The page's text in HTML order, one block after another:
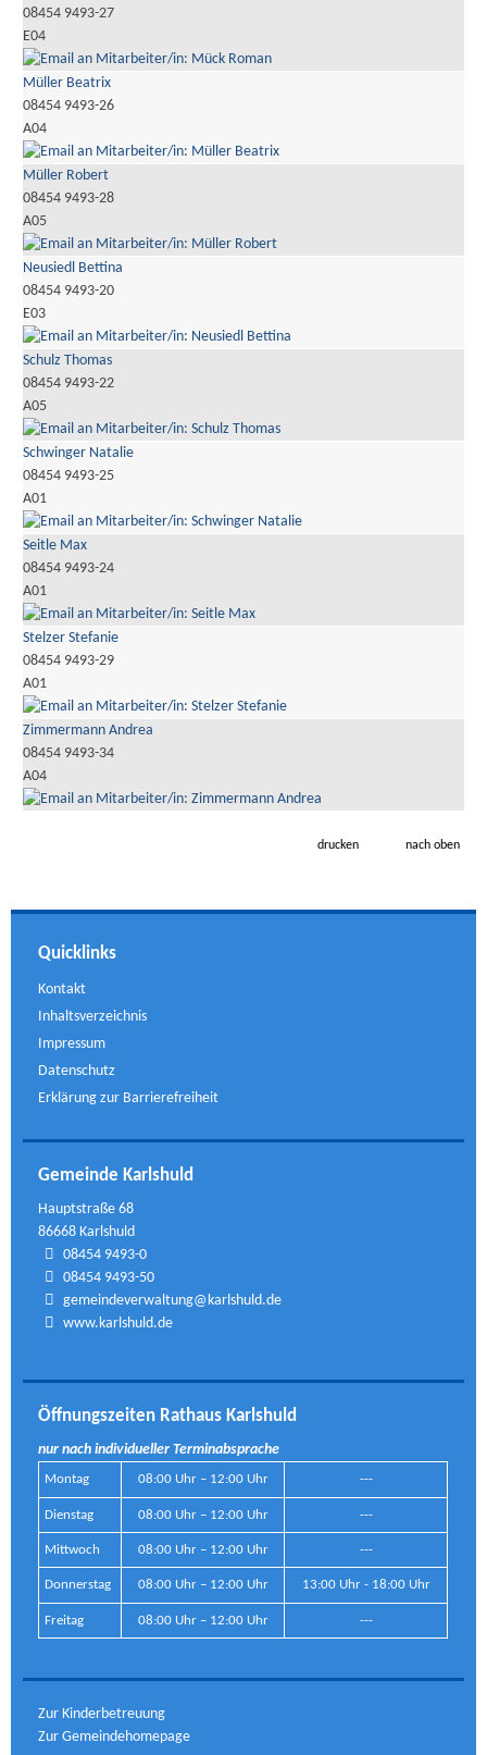
08454 9493-27
E04
Müller Beatrix
08454 9493-26
A04
Müller Robert
08454 9493-28
A05
Neusiedl Bettina
08454 9493-20
E03
Schulz Thomas
08454 9493-22
A05
Schwinger Natalie
08454 9493-25
A01
Seitle Max
08454 9493-24
A01
Stelzer Stefanie
08454 9493-29
A01
Zimmermann Andrea
08454 9493-34
A04
drucken nach oben
Quicklinks
Kontakt
Inhaltsverzeichnis
Impressum
Datenschutz
Erklärung zur Barrierefreiheit
Gemeinde Karlshuld
Hauptstraße 68
86668 Karlshuld
08454 9493-0
08454 9493-50
gemeindeverwaltung@karlshuld.de
www.karlshuld.de
Öffnungszeiten Rathaus Karlshuld
nur nach individueller Terminabsprache
Montag 08:00 Uhr – 12:00 Uhr ---
Dienstag 08:00 Uhr – 12:00 Uhr ---
Mittwoch 08:00 Uhr – 12:00 Uhr ---
Donnerstag 08:00 Uhr – 12:00 Uhr 13:00 Uhr - 18:00 Uhr
Freitag 08:00 Uhr – 12:00 Uhr ---
Zur Kinderbetreuung
Zur Gemeindehomepage